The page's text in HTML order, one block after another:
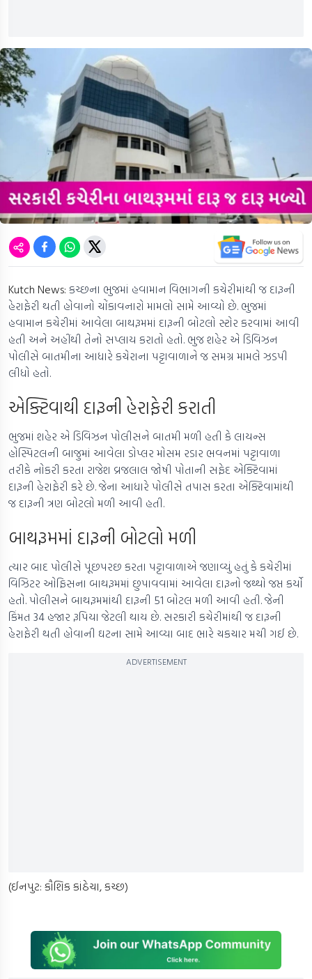
Kutch News: કચ્છના ભુજમાં હવામાન વિભાગની કચેરીમાંથી જ દારૂની
હેરાફેરી થતી હોવાનો ચોંકાવનારો મામલો સામે આવ્યો છે. ભુજમાં
હવામાન કચેરીમાં આવેલા બાથરૂમમાં દારૂની બોટલો સ્ટોર કરવામાં આવી
હતી અને અહીંથી તેનો સપ્લાય કરાતો હતો. ભુજ શહેર એ ડિવિઝન
પોલીસે બાતમીના આધારે કચેરાના પટ્ટાવાળાને જ સમગ્ર મામલે ઝડપી
લીધો હતો.
એક્ટિવાથી દારૂની હેરાફેરી કરાતી
ભુજમાં શહેર એ ડિવિઝન પોલીસને બાતમી મળી હતી કે લાયન્સ
હોસ્પિટલની બાજુમાં આવેલા ડોપ્લર મોસમ રડાર ભવનમાં પટ્ટાવાળા
તરીકે નોકરી કરતા રાજેશ વ્રજલાલ જોષી પોતાની સફેદ એક્ટિવામાં
દારૂની હેરાફેરી કરે છે. જેના આધારે પોલીસે તપાસ કરતા એક્ટિવામાંથી
જ દારૂની ત્રણ બોટલો મળી આવી હતી.
બાથરૂમમાં દારૂની બોટલો મળી
ત્યાર બાદ પોલીસે પૂછપરછ કરતા પટ્ટાવાળાએ જણાવ્યું હતું કે કચેરીમાં
વિઝિટર ઓફિસના બાથરૂમમાં છુપાવવામાં આવેલા દારૂનો જથ્થો જપ્ત કર્યો
હતો. પોલીસને બાથરૂમમાંથી દારૂની 51 બોટલ મળી આવી હતી. જેની
કિંમત 34 હજાર રૂપિયા જેટલી થાય છે. સરકારી કચેરીમાંથી જ દારૂની
હેરાફેરી થતી હોવાની ઘટના સામે આવ્યા બાદ ભારે ચકચાર મચી ગઈ છે.
ADVERTISEMENT
(ઈનપુટ: કૌશિક કાંઠેચા, કચ્છ)